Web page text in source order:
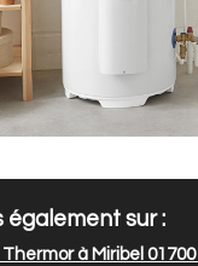
également sur :
à Miribel 01700